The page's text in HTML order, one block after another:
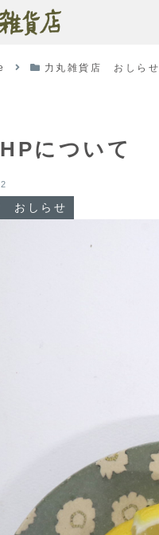
力丸雑貨店 おしらせ
について
おしらせ